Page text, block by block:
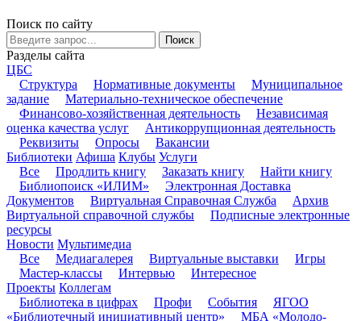
Поиск по сайту
Поиск
Разделы сайта
ЦБС
Структура
Нормативные документы
Муниципальное
задание
Материально-техническое обеспечение
Финансово-хозяйственная деятельность
Независимая
оценка качества услуг
Антикоррупционная деятельность
Реквизиты
Опросы
Вакансии
Библиотеки Афиша Клубы Услуги
Все
Продлить книгу Заказать книгу
Найти книгу
Библиопоиск «ИЛИМ»
Электронная Доставка
Документов
Виртуальная Справочная Служба
Архив
Виртуальной справочной службы
Подписные электронные
ресурсы
Новости Мультимедиа
Все
Медиагалерея Виртуальные выставки
Игры
Мастер-классы
Интервью
Интересное
Проекты Коллегам
Библиотека в цифрах
Профи События
ЯГОО
«Библиотечный инициативный центр»
МБА «Молодо-